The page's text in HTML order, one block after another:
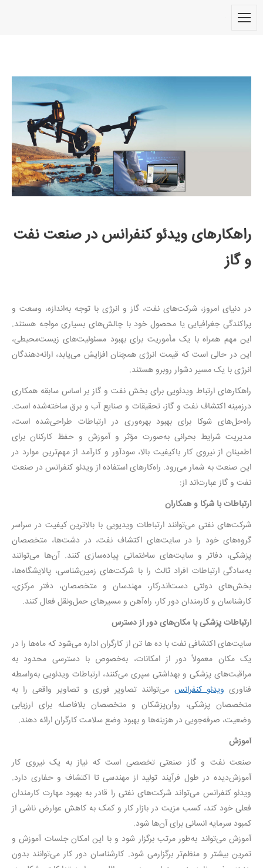
راهکارهای ویدئو کنفرانس در صنعت نفت
و گاز
در دنیای امروز، شرکت‌های نفت، گاز و انرژی با توجه به‌اندازه، وسعت و
پراکندگی جغرافیایی یا محصول خود با چالش‌های بسیاری مواجه هستند.
این مهم همراه با یک مأموریت برای بهبود مسئولیت‌های زیست‌محیطی،
این در حالی است که قیمت انرژی همچنان افزایش می‌یابد، ارائه‌دهندگان
انرژی با یک مسیر دشوار روبرو هستند.
راهکارهای ارتباط ویدئویی برای بخش نفت و گاز بر اساس سابقه همکاری
درزمینه اکتشاف نفت و گاز، تحقیقات و صنایع آب و برق ساخته‌شده است.
راه‌حل‌های شوکا برای بهبود بهره‌وری در ارتباطات طراحی‌شده است،
مدیریت شرایط بحرانی به‌صورت مؤثر و آموزش و حفظ کارکنان برای
اطمینان از نیروی کار باکیفیت بالا، سودآور و کارآمد از مهم‌ترین موارد در
این صنعت به شمار می‌رود. راه‌کارهای استفاده از ویدئو کنفرانس در صنعت
نفت و گاز عبارت‌اند از:
ارتباطات با شرکا و همکاران
شرکت‌های نفتی می‌توانند ارتباطات ویدیویی با بالاترین کیفیت در سراسر
گروه‌های خود را در سایت‌های اکتشاف نفت، در دشت‌ها، متخصصان
پزشکی، دفاتر و سایت‌های ساختمانی پیاده‌سازی کنند. آن‌ها می‌توانند
به‌سادگی ارتباطات افراد ثالث را با شرکت‌های زمین‌شناسی، پالایشگاه‌ها،
بخش‌های دولتی دست‌اندرکار، مهندسان و متخصصان، دفتر مرکزی،
کارشناسان و کارمندان دور کار، راه‌آهن و مسیرهای حمل‌ونقل فعال کنند.
ارتباطات پزشکی با مکان‌های دور از دسترس
سایت‌های اکتشافی نفت با ده ها تن از کارگران اداره می‌شود که ماه‌ها را در
یک مکان معمولاً دور از امکانات، به‌خصوص با دسترسی محدود به
مراقبت‌های پزشکی و بهداشتی سپری می‌کنند، ارتباطات ویدئویی به‌واسطه
فناوری ویدئو کنفرانس می‌توانند تصاویر فوری و تصاویر واقعی را به
متخصصان پزشکی، روان‌پزشکان و متخصصان بلافاصله برای ارزیابی
وضعیت، صرفه‌جویی در هزینه‌ها و بهبود وضع سلامت کارگران ارائه دهند.
آموزش
صنعت نفت و گاز صنعتی تخصصی است که نیاز به یک نیروی کار
آموزش‌دیده در طول فرآیند تولید از مهندسی تا اکتشاف و حفاری دارد.
ویدئو کنفرانس می‌تواند شرکت‌های نفتی را قادر به بهبود مهارت کارمندان
فعلی خود کند، کسب مزیت در بازار کار و کمک به کاهش عوارض ناشی از
کمبود سرمایه انسانی برای آن‌ها شود.
آموزش می‌تواند به‌طور مرتب برگزار شود و با این امکان جلسات آموزش و
تمرین بیشتر و منظم‌تر برگزارمی شود. کارشناسان دور کار می‌توانند بدون